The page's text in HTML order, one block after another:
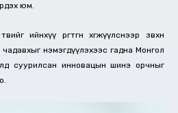
юм.
ийнхүү өргөтгөн хөгжүүлснээр зөвхөн
чадавхыг нэмэгдүүлэхээс гадна Монгол
суурилсан инновацын шинэ орчныг